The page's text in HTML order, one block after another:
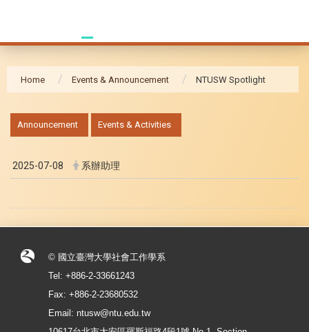
Home Events & Announcement NTUSW Spotlight
Announcement Events & Activities
2025-07-08 系辦助理
© 國立臺灣大學社會工作學系
Tel: +886-2-33661243
Fax: +886-2-23680532
Email: ntusw@ntu.edu.tw